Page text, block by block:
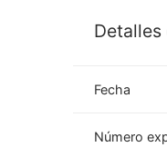
Fecha
Número